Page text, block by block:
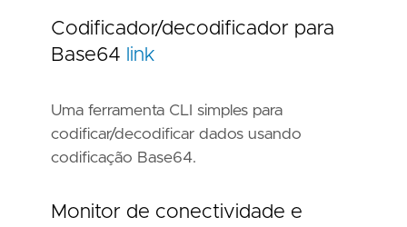
Codificador/decodificador para
Base64 link
Uma ferramenta CLI simples para
codificar/decodificar dados usando
codificação Base64.
Monitor de conectividade e